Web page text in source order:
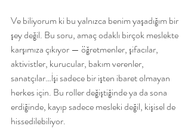
Ve biliyorum ki bu yalnızca benim yaşadığım bir
şey değil. Bu soru, amaç odaklı birçok meslekte
karşımıza çıkıyor — öğretmenler, şifacılar,
aktivistler, kurucular, bakım verenler,
sanatçılar…İşi sadece bir işten ibaret olmayan
herkes için. Bu roller değiştiğinde ya da sona
erdiğinde, kayıp sadece mesleki değil, kişisel de
hissedilebiliyor.